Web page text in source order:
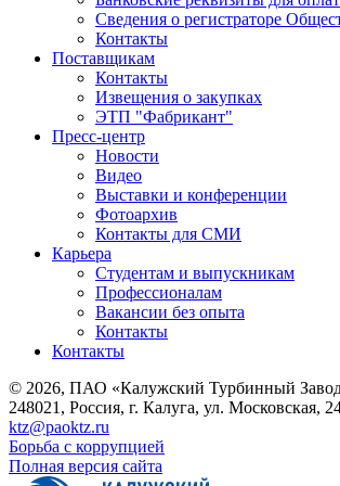
Сведения о регистраторе
Контакты
Поставщикам
Контакты
Извещения о закупках
ЭТП "Фабрикант"
Пресс-центр
Новости
Видео
Выставки и конференции
Фотоархив
Контакты для СМИ
Карьера
Студентам и выпускникам
Профессионалам
Вакансии без опыта
Контакты
Контакты
© 2026, ПАО «Калужский Турбинный
248021, Россия, г. Калуга, ул. Московская,
ktz@paoktz.ru
Борьба с коррупцией
Полная версия сайта